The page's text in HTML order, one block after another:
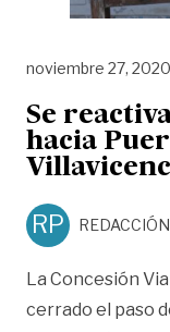
noviembre 27, 2020
Se
hacia
RP
La Concesión
cerrado el paso